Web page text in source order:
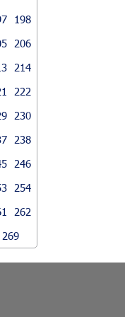
198
206
214
222
230
238
246
254
262
269